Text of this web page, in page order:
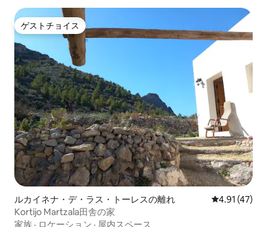
wollen.
ゲストチョイス
ゲストチョイス
ルカイネナ・デ・ラス・トーレスの離れ レビュー47
4.91 (47)
Kortijo Martzala田舎の家
家族 · ロケーション · 屋内スペース